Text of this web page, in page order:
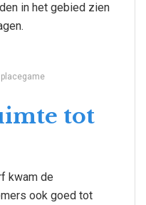
in het gebied zien
tot
kwam de
ook goed tot